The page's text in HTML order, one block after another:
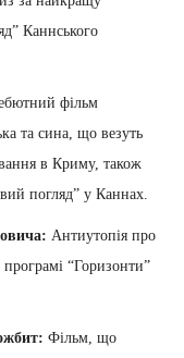
Каннського
фільм
та сина, що везуть
в Криму, також
погляд” у Каннах.
Антиутопія про
“Горизонти”
Фільм, що